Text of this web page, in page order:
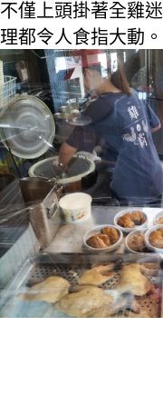
不僅上頭掛著全雞
理都令人食指大動。